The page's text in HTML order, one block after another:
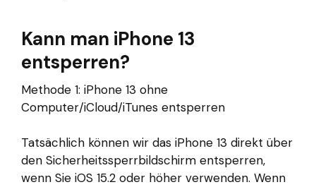
Kann man iPhone 13
entsperren?
Methode 1: iPhone 13 ohne
Computer/iCloud/iTunes entsperren
Tatsächlich können wir das iPhone 13 direkt über
den Sicherheitssperrbildschirm entsperren,
wenn Sie iOS 15.2 oder höher verwenden. Wenn